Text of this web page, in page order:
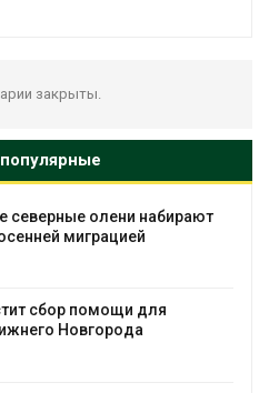
закрыты.
северные олени набирают
миграцией
сбор помощи для
Новгорода